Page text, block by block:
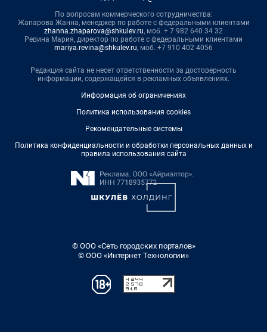
По вопросам коммерческого сотрудничества:
Жапарова Жанна, менеджер по работе с федеральными клиентами
zhanna.zhaparova@shkulev.ru, моб. + 7 982 640 34 32
Ревина Мария, директор по работе с федеральными клиентами
mariya.revina@shkulev.ru, моб. +7 910 402 4056
Редакция сайта не несет ответственности за достоверность
информации, содержащейся в рекламных объявлениях.
Информация об ограничениях
Политика использования cookies
Рекомендательные системы
Политика конфиденциальности и обработки персональных данных и
правила использования сайта
© ООО «Сеть городских порталов»
© ООО «Интернет Технологии»